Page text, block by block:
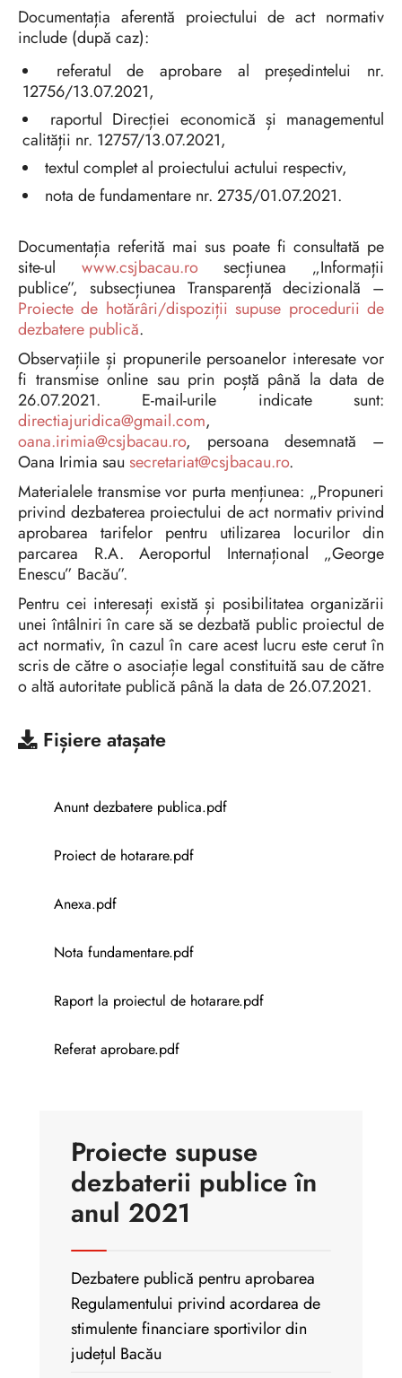
Documentația aferentă proiectului de act normativ
include (după caz):
referatul de aprobare al președintelui nr.
12756/13.07.2021,
raportul Direcției economică și managementul
calității nr. 12757/13.07.2021,
textul complet al proiectului actului respectiv,
nota de fundamentare nr. 2735/01.07.2021.
Documentația referită mai sus poate fi consultată pe
site-ul www.csjbacau.rosecțiunea „Informații
publice”, subsecțiunea Transparență decizională –
Proiecte de hotărâri/dispoziții supuse procedurii de
dezbatere publică.
Observațiile și propunerile persoanelor interesate vor
fi transmise online sau prin poștă până la data de
26.07.2021. E-mail-urile indicate sunt:
directiajuridica@gmail.com,
oana.irimia@csjbacau.ro, persoana desemnată –
Oana Irimia sau secretariat@csjbacau.ro.
Materialele transmise vor purta mențiunea: „Propuneri
privind dezbaterea proiectului de act normativ privind
aprobarea tarifelor pentru utilizarea locurilor din
parcarea R.A. Aeroportul Internațional „George
Enescu” Bacău”.
Pentru cei interesați există și posibilitatea organizării
unei întâlniri în care să se dezbată public proiectul de
act normativ, în cazul în care acest lucru este cerut în
scris de către o asociație legal constituită sau de către
o altă autoritate publică până la data de 26.07.2021.
Fișiere atașate
Anunt dezbatere publica.pdf
Proiect de hotarare.pdf
Anexa.pdf
Nota fundamentare.pdf
Raport la proiectul de hotarare.pdf
Referat aprobare.pdf
Proiecte supuse
dezbaterii publice în
anul 2021
Dezbatere publică pentru aprobarea
Regulamentului privind acordarea de
stimulente financiare sportivilor din
județul Bacău